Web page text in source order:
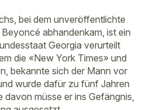
bei dem unveröffentlichte
abhandenkam, ist ein
Georgia verurteilt
die «New York Times» und
bekannte sich der Mann vor
wurde dafür zu fünf Jahren
davon müsse er ins Gefängnis,